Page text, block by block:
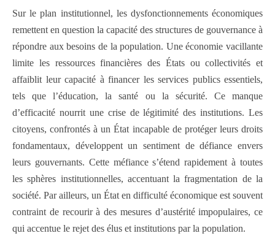
Sur le plan institutionnel, les dysfonctionnements économiques
remettent en question la capacité des structures de gouvernance à
répondre aux besoins de la population. Une économie vacillante
limite les ressources financières des États ou collectivités et
affaiblit leur capacité à financer les services publics essentiels,
tels que l’éducation, la santé ou la sécurité. Ce manque
d’efficacité nourrit une crise de légitimité des institutions. Les
citoyens, confrontés à un État incapable de protéger leurs droits
fondamentaux, développent un sentiment de défiance envers
leurs gouvernants. Cette méfiance s’étend rapidement à toutes
les sphères institutionnelles, accentuant la fragmentation de la
société. Par ailleurs, un État en difficulté économique est souvent
contraint de recourir à des mesures d’austérité impopulaires, ce
qui accentue le rejet des élus et institutions par la population.